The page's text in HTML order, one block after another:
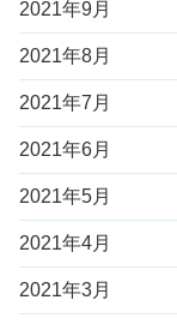
2021年9月
2021年8月
2021年7月
2021年6月
2021年5月
2021年4月
2021年3月